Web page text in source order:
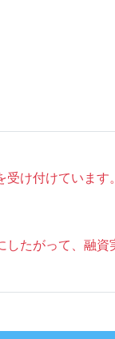
け付けています。
したがって、融資